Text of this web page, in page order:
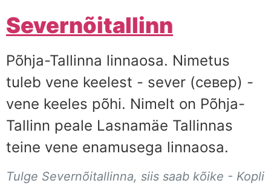
Severnõitallinn
Põhja-Tallinna linnaosa. Nimetus
tuleb vene keelest - sever (север) -
vene keeles põhi. Nimelt on Põhja-
Tallinn peale Lasnamäe Tallinnas
teine vene enamusega linnaosa.
Tulge Severnõitallinna, siis saab kõike - Kopli